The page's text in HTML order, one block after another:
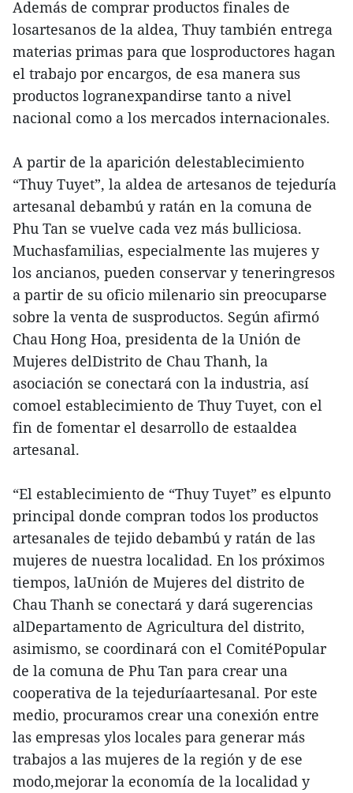
Además de comprar productos finales de
losartesanos de la aldea, Thuy también entrega
materias primas para que losproductores hagan
el trabajo por encargos, de esa manera sus
productos logranexpandirse tanto a nivel
nacional como a los mercados internacionales.
A partir de la aparición delestablecimiento
“Thuy Tuyet”, la aldea de artesanos de tejeduría
artesanal debambú y ratán en la comuna de
Phu Tan se vuelve cada vez más bulliciosa.
Muchasfamilias, especialmente las mujeres y
los ancianos, pueden conservar y teneringresos
a partir de su oficio milenario sin preocuparse
sobre la venta de susproductos. Según afirmó
Chau Hong Hoa, presidenta de la Unión de
Mujeres delDistrito de Chau Thanh, la
asociación se conectará con la industria, así
comoel establecimiento de Thuy Tuyet, con el
fin de fomentar el desarrollo de estaaldea
artesanal.
“El establecimiento de “Thuy Tuyet” es elpunto
principal donde compran todos los productos
artesanales de tejido debambú y ratán de las
mujeres de nuestra localidad. En los próximos
tiempos, laUnión de Mujeres del distrito de
Chau Thanh se conectará y dará sugerencias
alDepartamento de Agricultura del distrito,
asimismo, se coordinará con el ComitéPopular
de la comuna de Phu Tan para crear una
cooperativa de la tejeduríaartesanal. Por este
medio, procuramos crear una conexión entre
las empresas ylos locales para generar más
trabajos a las mujeres de la región y de ese
modo,mejorar la economía de la localidad y